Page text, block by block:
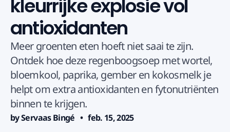
kleurrijke explosie vol
antioxidanten
Meer groenten eten hoeft niet saai te zijn.
Ontdek hoe deze regenboogsoep met wortel,
bloemkool, paprika, gember en kokosmelk je
helpt om extra antioxidanten en fytonutriënten
binnen te krijgen.
by Servaas Bingé feb. 15, 2025